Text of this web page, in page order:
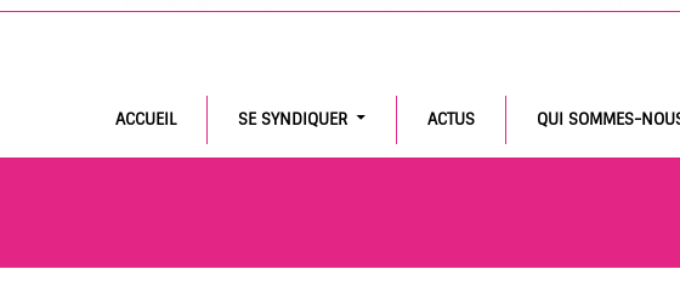
ACCUEIL SE SYNDIQUER ACTUS QUI SOMMES-